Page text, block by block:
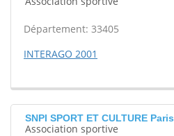
Département: 33405
INTERAGO 2001
SNPI SPORT ET CULTURE Paris
Association sportive